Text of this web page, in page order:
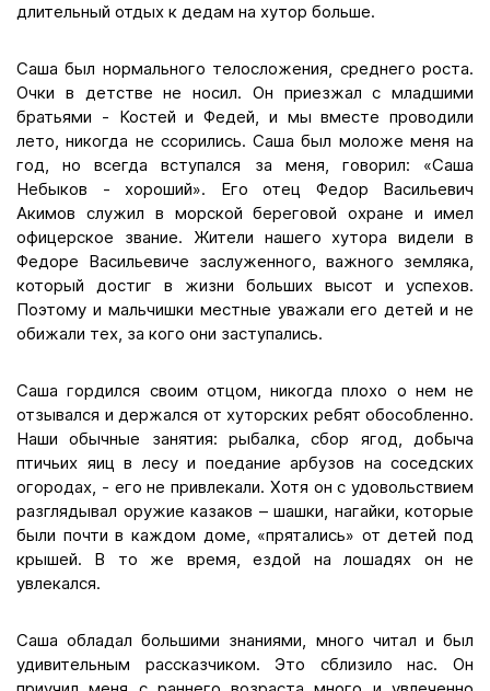
длительный отдых к дедам на хутор больше.
Саша был нормального телосложения, среднего роста.
Очки в детстве не носил. Он приезжал с младшими
братьями - Костей и Федей, и мы вместе проводили
лето, никогда не ссорились. Саша был моложе меня на
год, но всегда вступался за меня, говорил: «Саша
Небыков - хороший». Его отец Федор Васильевич
Акимов служил в морской береговой охране и имел
офицерское звание. Жители нашего хутора видели в
Федоре Васильевиче заслуженного, важного земляка,
который достиг в жизни больших высот и успехов.
Поэтому и мальчишки местные уважали его детей и не
обижали тех, за кого они заступались.
Саша гордился своим отцом, никогда плохо о нем не
отзывался и держался от хуторских ребят обособленно.
Наши обычные занятия: рыбалка, сбор ягод, добыча
птичьих яиц в лесу и поедание арбузов на соседских
огородах, - его не привлекали. Хотя он с удовольствием
разглядывал оружие казаков – шашки, нагайки, которые
были почти в каждом доме, «прятались» от детей под
крышей. В то же время, ездой на лошадях он не
увлекался.
Саша обладал большими знаниями, много читал и был
удивительным рассказчиком. Это сблизило нас. Он